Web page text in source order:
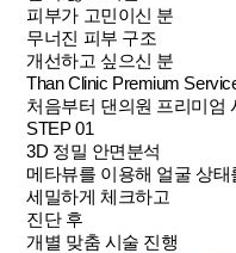
피부가 고민이신 분
무너진 피부 구조
개선하고 싶으신 분
Than Clinic Premium
처음부터 댄의원 프리미엄
STEP 01
3D 정밀 안면분석
메타뷰를 이용해 얼굴 상태
세밀하게 체크하고
진단 후
개별 맞춤 시술 진행